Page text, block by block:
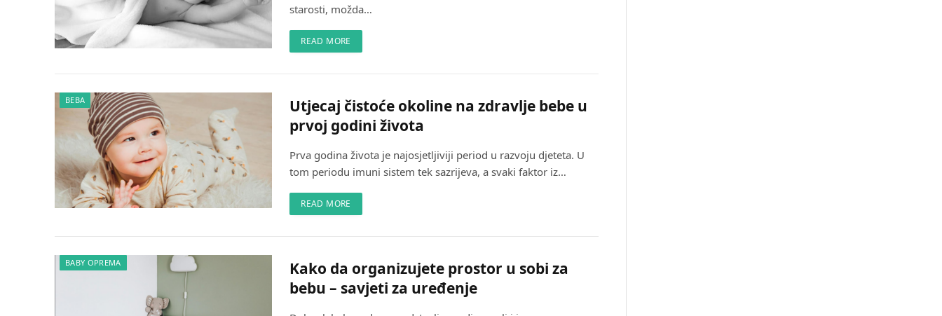
starosti, možda…
READ MORE
BEBA
Utjecaj čistoće okoline na zdravlje bebe u
prvoj godini života
Prva godina života je najosjetljiviji period u razvoju djeteta. U
tom periodu imuni sistem tek sazrijeva, a svaki faktor iz…
READ MORE
BABY OPREMA
Kako da organizujete prostor u sobi za
bebu – savjeti za uređenje